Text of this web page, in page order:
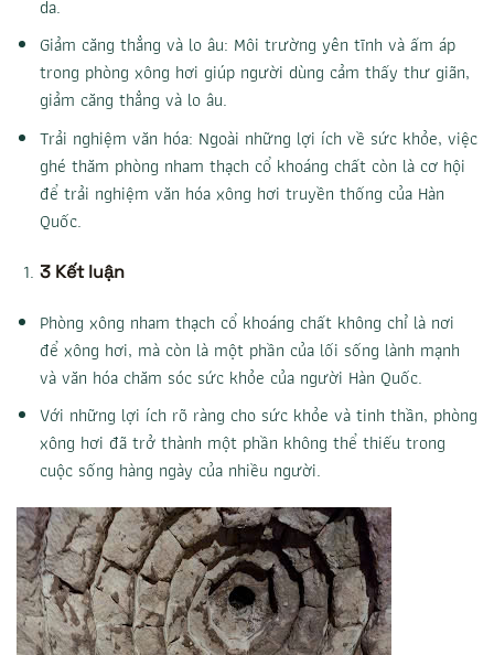
da.
Giảm căng thẳng và lo âu: Môi trường yên tĩnh và ấm áp
trong phòng xông hơi giúp người dùng cảm thấy thư giãn,
giảm căng thẳng và lo âu.
Trải nghiệm văn hóa: Ngoài những lợi ích về sức khỏe, việc
ghé thăm phòng nham thạch cổ khoáng chất còn là cơ hội
để trải nghiệm văn hóa xông hơi truyền thống của Hàn
Quốc.
3 Kết luận
Phòng xông nham thạch cổ khoáng chất không chỉ là nơi
để xông hơi, mà còn là một phần của lối sống lành mạnh
và văn hóa chăm sóc sức khỏe của người Hàn Quốc.
Với những lợi ích rõ ràng cho sức khỏe và tinh thần, phòng
xông hơi đã trở thành một phần không thể thiếu trong
cuộc sống hàng ngày của nhiều người.